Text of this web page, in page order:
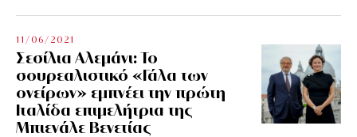
11/06/2021
Σεσίλια Αλεμάνι: Το
σουρεαλιστικό «Γάλα των
ονείρων» εμπνέει την πρώτη
Ιταλίδα επιμελήτρια της
Μπιενάλε Βενετίας